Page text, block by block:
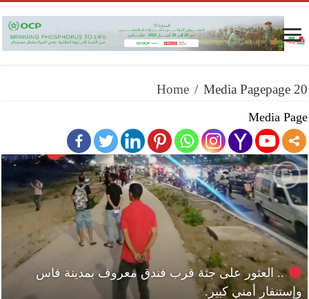
Home / Media Pagepage 20
Media Page
.. العثور على جثة قرب فندق معروف بمدينة فاس
وإستنفار أمني كبير.